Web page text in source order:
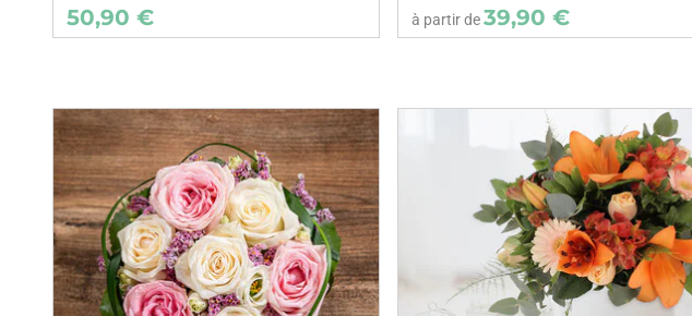
50,90 € à partir de39,90 €